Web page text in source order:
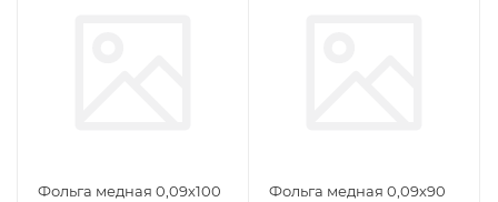
Фольга медная 0,09х100
Фольга медная 0,09х90